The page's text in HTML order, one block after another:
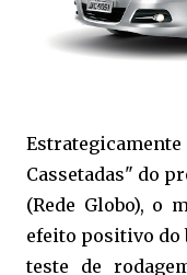
Cassetadas" do
(Rede Globo), o
efeito positivo do
teste de